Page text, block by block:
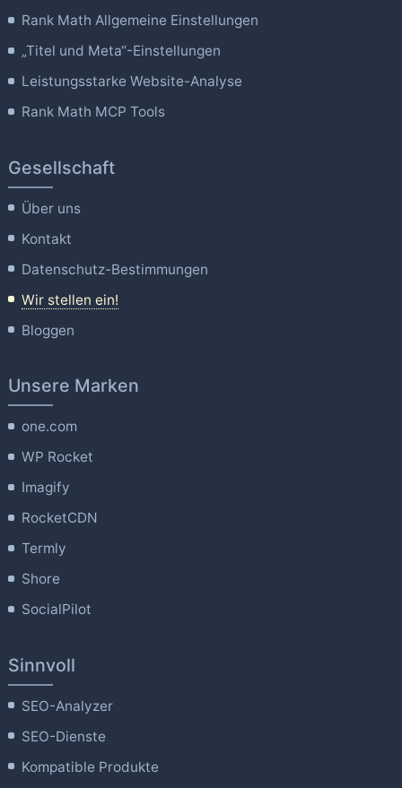
Rank Math Allgemeine Einstellungen
„Titel und Meta“-Einstellungen
Leistungsstarke Website-Analyse
Rank Math MCP Tools
Gesellschaft
Über uns
Kontakt
Datenschutz-Bestimmungen
Wir stellen ein!
Bloggen
Unsere Marken
one.com
WP Rocket
Imagify
RocketCDN
Termly
Shore
SocialPilot
Sinnvoll
SEO-Analyzer
SEO-Dienste
Kompatible Produkte